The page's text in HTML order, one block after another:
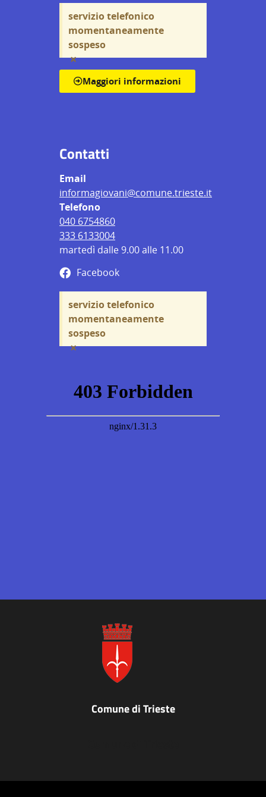
servizio telefonico
momentaneamente
sospeso
×
Maggiori informazioni
Contatti
Email
informagiovani@comune.trieste.it
Telefono
040 6754860
333 6133004
martedì dalle 9.00 alle 11.00
Facebook
servizio telefonico
momentaneamente
sospeso
×
Comune di Trieste